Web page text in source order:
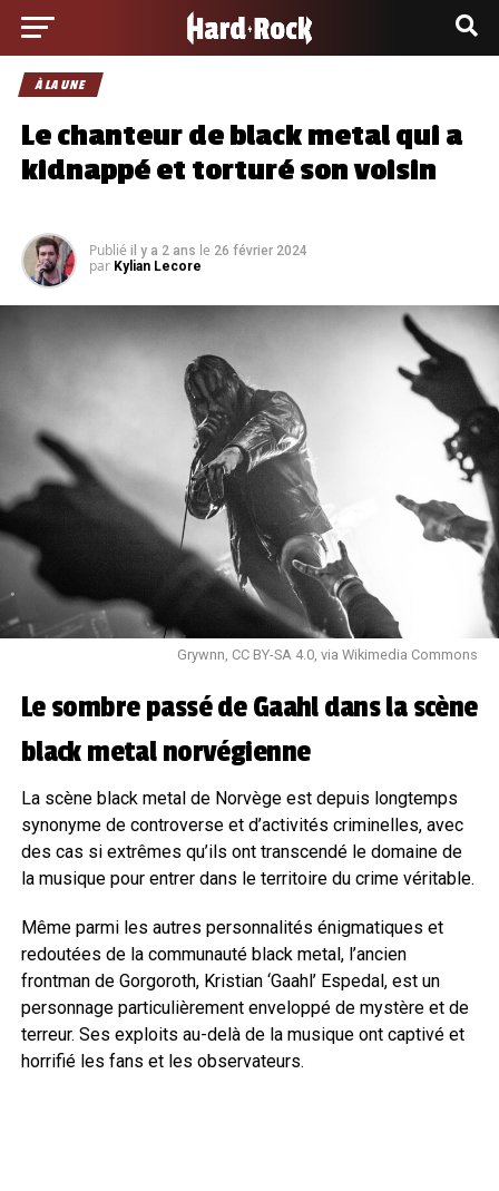
À LA UNE
Le chanteur de black metal qui a
kidnappé et torturé son voisin
Publié il y a 2 ans le 26 février 2024
par Kylian Lecore
Grywnn, CC BY-SA 4.0, via Wikimedia Commons
Le sombre passé de Gaahl dans la scène
black metal norvégienne
La scène black metal de Norvège est depuis longtemps
synonyme de controverse et d’activités criminelles, avec
des cas si extrêmes qu’ils ont transcendé le domaine de
la musique pour entrer dans le territoire du crime véritable.
Même parmi les autres personnalités énigmatiques et
redoutées de la communauté black metal, l’ancien
frontman de Gorgoroth, Kristian ‘Gaahl’ Espedal, est un
personnage particulièrement enveloppé de mystère et de
terreur. Ses exploits au-delà de la musique ont captivé et
horrifié les fans et les observateurs.